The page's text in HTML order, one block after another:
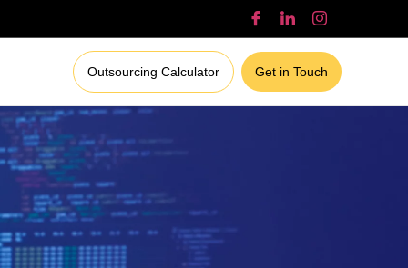
Outsourcing Calculator Get in Touch